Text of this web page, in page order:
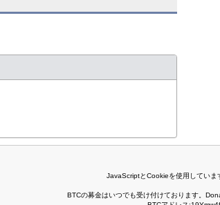
JavaScriptとCookieを使用していま
BTCの募金はいつでも受け付けております。